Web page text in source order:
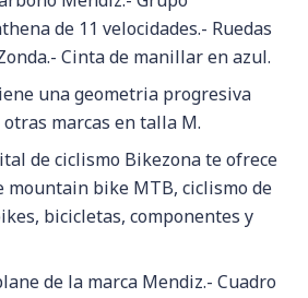
de 11 velocidades.- Ruedas
Cinta de manillar en azul.
una geometria progresiva
marcas en talla M.
de ciclismo Bikezona te ofrece
mountain bike MTB, ciclismo de
bicicletas, componentes y
de la marca Mendiz.- Cuadro